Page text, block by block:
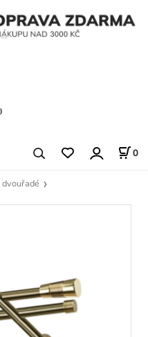
0